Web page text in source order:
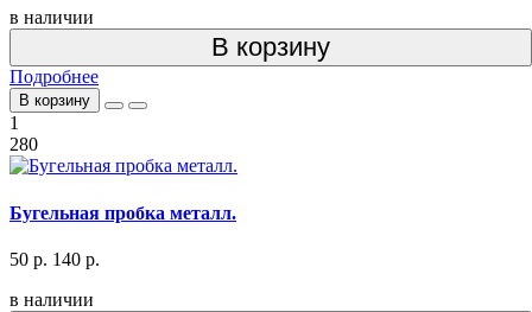
в наличии
В корзину
Подробнее
В корзину
1
280
Бугельная пробка металл.
50 р. 140 р.
в наличии